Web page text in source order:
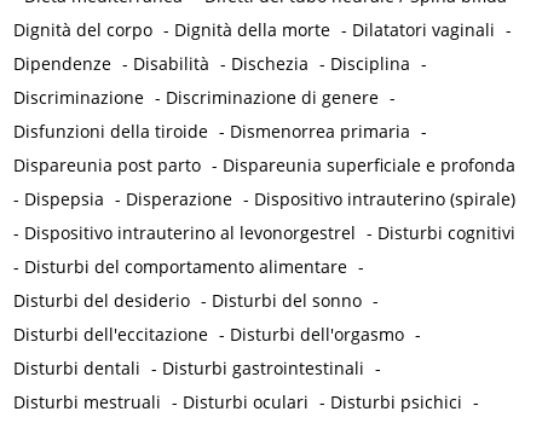
Dignità del corpo - Dignità della morte - Dilatatori vaginali -
Dipendenze - Disabilità - Dischezia - Disciplina -
Discriminazione - Discriminazione di genere -
Disfunzioni della tiroide - Dismenorrea primaria -
Dispareunia post parto - Dispareunia superficiale e profonda
- Dispepsia - Disperazione - Dispositivo intrauterino (spirale)
- Dispositivo intrauterino al levonorgestrel - Disturbi cognitivi
- Disturbi del comportamento alimentare -
Disturbi del desiderio - Disturbi del sonno -
Disturbi dell'eccitazione - Disturbi dell'orgasmo -
Disturbi dentali - Disturbi gastrointestinali -
Disturbi mestruali - Disturbi oculari - Disturbi psichici -